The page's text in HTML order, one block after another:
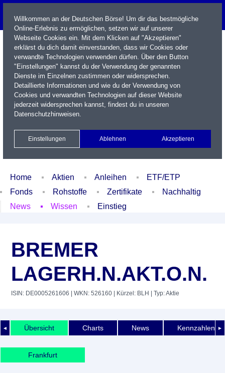
Name / WKN / ISIN / Kürzel
Xetra Realtime
Watchlist Portfolio Login
Home Aktien Anleihen
ETF/ETP
Fonds
Rohstoffe Zertifikate
Nachhaltig
News
Wissen Einstieg
BREMER
LAGERH.N.AKT.O.N.
ISIN: DE0005261606 | WKN: 526160 | Kürzel: BLH | Typ: Aktie
◄ ►
Übersicht Charts News Kennzahlen
Frankfurt
Willkommen an der Deutschen Börse! Um dir das bestmögliche
Online-Erlebnis zu ermöglichen, setzen wir auf unserer
Webseite Cookies ein. Mit dem Klicken auf "Akzeptieren"
erklärst du dich damit einverstanden, dass wir Cookies oder
verwandte Technologien verwenden dürfen. Über den Button
"Einstellungen" kannst du der Verwendung der genannten
Dienste im Einzelnen zustimmen oder widersprechen.
Detaillierte Informationen und wie du der Verwendung von
Cookies und verwandten Technologien auf dieser Website
jederzeit widersprechen kannst, findest du in unseren
Datenschutzhinweisen.
Einstellungen Ablehnen Akzeptieren